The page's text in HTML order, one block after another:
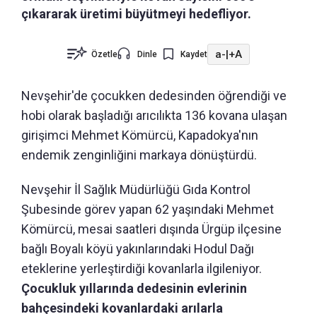
çıkararak üretimi büyütmeyi hedefliyor.
Özetle Dinle Kaydet a-|+A
Nevşehir'de çocukken dedesinden öğrendiği ve
hobi olarak başladığı arıcılıkta 136 kovana ulaşan
girişimci Mehmet Kömürcü, Kapadokya'nın
endemik zenginliğini markaya dönüştürdü.
Nevşehir İl Sağlık Müdürlüğü Gıda Kontrol
Şubesinde görev yapan 62 yaşındaki Mehmet
Kömürcü, mesai saatleri dışında Ürgüp ilçesine
bağlı Boyalı köyü yakınlarındaki Hodul Dağı
eteklerine yerleştirdiği kovanlarla ilgileniyor.
Çocukluk yıllarında dedesinin evlerinin
bahçesindeki kovanlardaki arılarla